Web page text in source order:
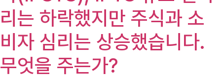
리는 하락했지만 주식과 소
비자 심리는 상승했습니다.
무엇을 주는가?